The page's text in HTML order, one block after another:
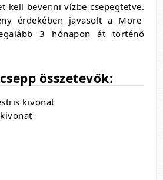
kell bevenni vízbe csepegtetve.
érdekében javasolt a More
3 hónapon át történő
összetevők:
kivonat